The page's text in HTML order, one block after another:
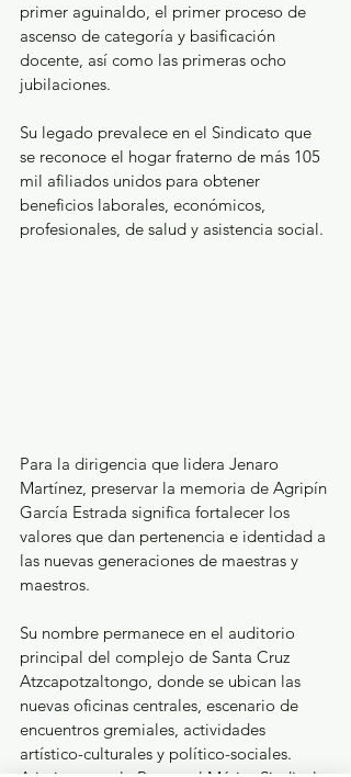
primer aguinaldo, el primer proceso de
ascenso de categoría y basificación
docente, así como las primeras ocho
jubilaciones.
Su legado prevalece en el Sindicato que
se reconoce el hogar fraterno de más 105
mil afiliados unidos para obtener
beneficios laborales, económicos,
profesionales, de salud y asistencia social.
Para la dirigencia que lidera Jenaro
Martínez, preservar la memoria de Agripín
García Estrada significa fortalecer los
valores que dan pertenencia e identidad a
las nuevas generaciones de maestras y
maestros.
Su nombre permanece en el auditorio
principal del complejo de Santa Cruz
Atzcapotzaltongo, donde se ubican las
nuevas oficinas centrales, escenario de
encuentros gremiales, actividades
artístico-culturales y político-sociales.